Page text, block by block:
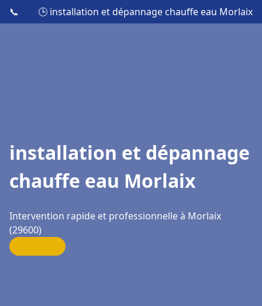
📞 🕒 installation et dépannage chauffe eau Morlaix
installation et dépannage
chauffe eau Morlaix
Intervention rapide et professionnelle à Morlaix
(29600)